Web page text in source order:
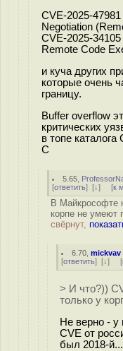
Negotiation
Remote Code
и куча других
которые очень
границу.
Buffer overflow
критических
в топе
C
5.65
[ответить] [↓] [к
В Майкрософте
корпе не умеют
свёрнут,
6.70 ,mickvav
[ответить] [↓] [
> И что?))
только у
Не верно -
CVE от
был 2018-й...